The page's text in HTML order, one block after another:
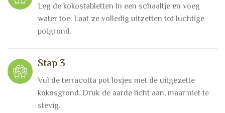
Leg de kokostabletten in een schaaltje en voeg
water toe. Laat ze volledig uitzetten tot luchtige
potgrond.
Stap 3
Vul de terracotta pot losjes met de uitgezette
kokosgrond. Druk de aarde licht aan, maar niet te
stevig.